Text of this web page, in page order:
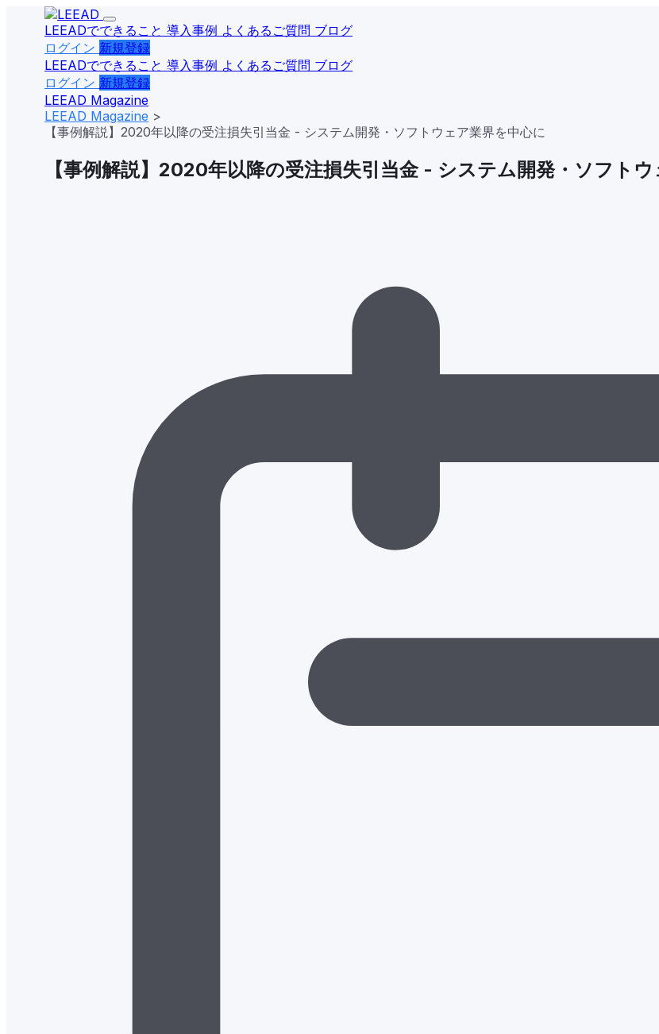
LEEADでできること 導入事例 よくあるご質問 ブログ
ログイン 新規登録
LEEADでできること 導入事例 よくあるご質問 ブログ
ログイン 新規登録
LEEAD Magazine
LEEAD Magazine >
【事例解説】2020年以降の受注損失引当金 - システム開発・ソフトウェア業界を中心に
【事例解説】2020年以降の受注損失引当金 - システム開発・ソフト